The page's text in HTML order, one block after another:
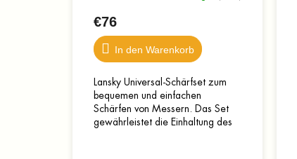
€76
In den Warenkorb
Lansky Universal-Schärfset zum
bequemen und einfachen
Schärfen von Messern. Das Set
gewährleistet die Einhaltung des